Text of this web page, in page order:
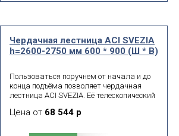
Чердачная лестница ACI SVEZIA
h=2600-2750 мм 600 * 900 (Ш * В)
Пользоваться поручнем от начала и до
конца подъёма позволяет чердачная
лестница ACI SVEZIA. Её телескопический
развёртыванием лестницы. Модель,
толщиной 1,5 мм, выдерживает
Цена от 68 544 р